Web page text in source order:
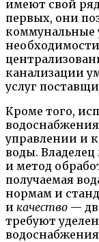
имеют свой
первых, они
коммунальные
канализации
услуг
Кроме того,
управлении и
воды.
и метод
получаемая
нормам и
и качество —
требуют